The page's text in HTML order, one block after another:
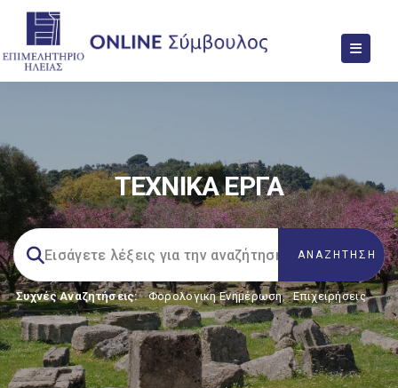
ΤΕΧΝΙΚΑ ΕΡΓΑ
Συχνές Αναζητήσεις: Φορολογικη Ενημέρωση, Επιχειρήσεις